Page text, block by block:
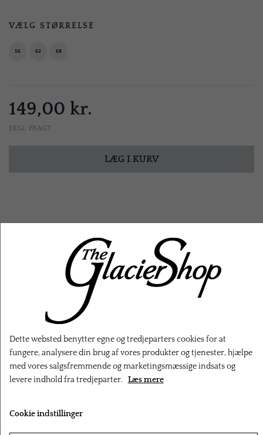
VÆLG STØRRELSE
56 62 68
149,00 kr.
EKSL. FRAGT
LÆG I KURV
RELATEREDE PRODUKTER
Dette websted benytter egne og tredjeparters cookies for at
fungere, analysere din brug af vores produkter og tjenester, hjælpe
med vores salgsfremmende og marketingsmæssige indsats og
levere indhold fra tredjeparter. Læs mere
Cookie indstillinger